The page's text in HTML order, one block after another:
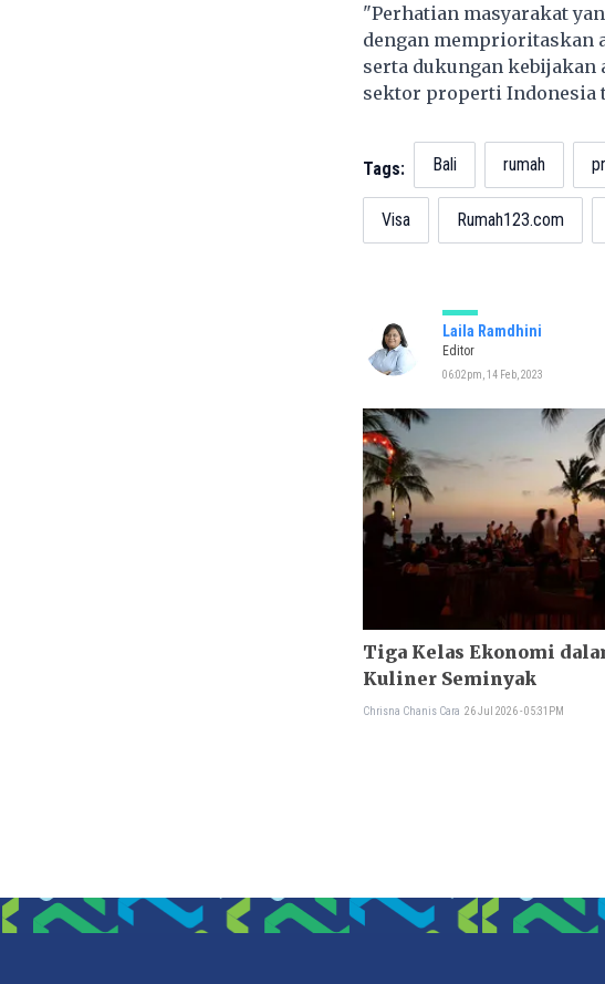
"Perhatian masyarakat
dengan memprioritaskan
serta dukungan
sektor properti Indonesia
Tags: Bali rumah
Visa Rumah123.com
Laila Ramdhini
Editor
06:02pm, 14 Feb, 2023
Tiga Kelas Ekonomi
Kuliner Seminyak
Chrisna Chanis Cara 26 Jul 2026 - 05:31PM